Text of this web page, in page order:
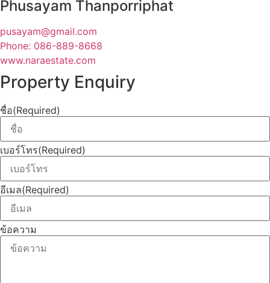
Phusayam Thanporriphat
pusayam@gmail.com
Phone: 086-889-8668
www.naraestate.com
Property Enquiry
ชื่อ(Required)
เบอร์โทร(Required)
อีเมล(Required)
ข้อความ